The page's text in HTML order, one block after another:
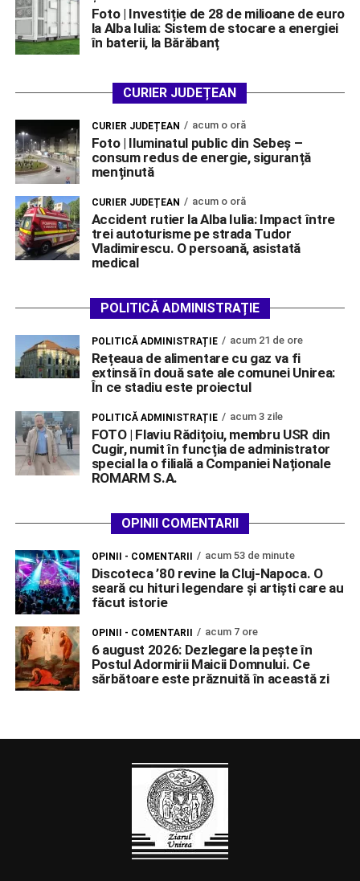
Foto | Investiție de 28 de milioane de euro
la Alba Iulia: Sistem de stocare a energiei
în baterii, la Bărăbanț
CURIER JUDEȚEAN
CURIER JUDEȚEAN acum o oră
Foto | Iluminatul public din Sebeș –
consum redus de energie, siguranță
menținută
CURIER JUDEȚEAN acum o oră
Accident rutier la Alba Iulia: Impact între
trei autoturisme pe strada Tudor
Vladimirescu. O persoană, asistată
medical
POLITICĂ ADMINISTRAȚIE
POLITICĂ ADMINISTRAȚIE acum 21 de ore
Rețeaua de alimentare cu gaz va fi
extinsă în două sate ale comunei Unirea:
În ce stadiu este proiectul
POLITICĂ ADMINISTRAȚIE acum 3 zile
FOTO | Flaviu Rădițoiu, membru USR din
Cugir, numit în funcția de administrator
special la o filială a Companiei Naționale
ROMARM S.A.
OPINII COMENTARII
OPINII - COMENTARII acum 53 de minute
Discoteca ’80 revine la Cluj-Napoca. O
seară cu hituri legendare și artiști care au
făcut istorie
OPINII - COMENTARII acum 7 ore
6 august 2026: Dezlegare la pește în
Postul Adormirii Maicii Domnului. Ce
sărbătoare este prăznuită în această zi